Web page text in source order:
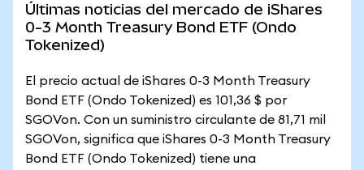
Últimas noticias del mercado de iShares
0-3 Month Treasury Bond ETF (Ondo
Tokenized)
El precio actual de iShares 0-3 Month Treasury
Bond ETF (Ondo Tokenized) es 101,36 $ por
SGOVon. Con un suministro circulante de 81,71 mil
SGOVon, significa que iShares 0-3 Month Treasury
Bond ETF (Ondo Tokenized) tiene una